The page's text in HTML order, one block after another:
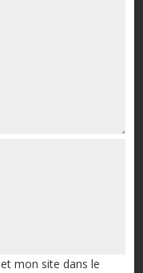
mon site dans le